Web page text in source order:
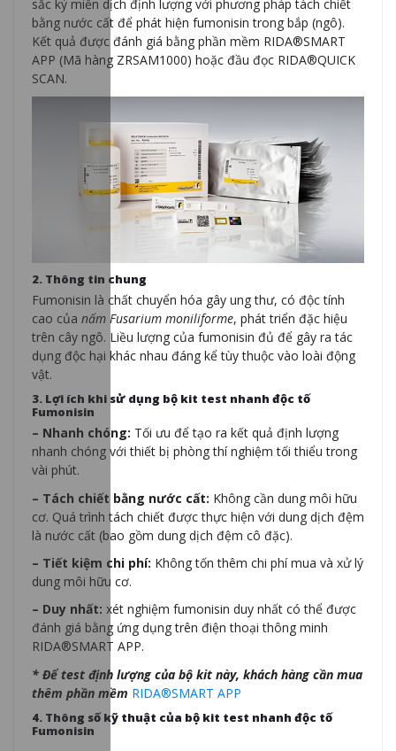
sắc ký miễn dịch định lượng với phương pháp tách chiết
bằng nước cất để phát hiện fumonisin trong bắp (ngô).
Kết quả được đánh giá bằng phần mềm RIDA®SMART
APP (Mã hàng ZRSAM1000) hoặc đầu đọc RIDA®QUICK
SCAN.
2. Thông tin chung
Fumonisin là chất chuyển hóa gây ung thư, có độc tính
cao của nấm Fusarium moniliforme, phát triển đặc hiệu
trên cây ngô. Liều lượng của fumonisin đủ để gây ra tác
dụng độc hại khác nhau đáng kể tùy thuộc vào loài động
vật.
3. Lợi ích khi sử dụng bộ kit test nhanh độc tố
Fumonisin
– Nhanh chóng: Tối ưu để tạo ra kết quả định lượng
nhanh chóng với thiết bị phòng thí nghiệm tối thiểu trong
vài phút.
– Tách chiết bằng nước cất: Không cần dung môi hữu
cơ. Quá trình tách chiết được thực hiện với dung dịch đệm
là nước cất (bao gồm dung dịch đệm cô đặc).
– Tiết kiệm chi phí: Không tốn thêm chi phí mua và xử lý
dung môi hữu cơ.
– Duy nhất: xét nghiệm fumonisin duy nhất có thể được
đánh giá bằng ứng dụng trên điện thoại thông minh
RIDA®SMART APP.
* Để test định lượng của bộ kit này, khách hàng cần mua
thêm phần mềm RIDA®SMART APP
4. Thông số kỹ thuật của bộ kit test nhanh độc tố
Fumonisin